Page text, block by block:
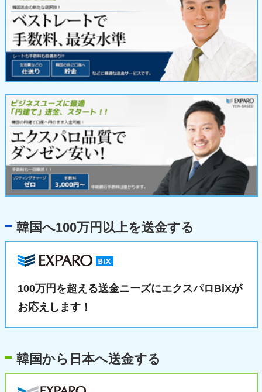
韓国へ100万円以上を送金する
100万円を超える送金ニーズにエクスパロBiXが
お応えします！
韓国から日本へ送金する